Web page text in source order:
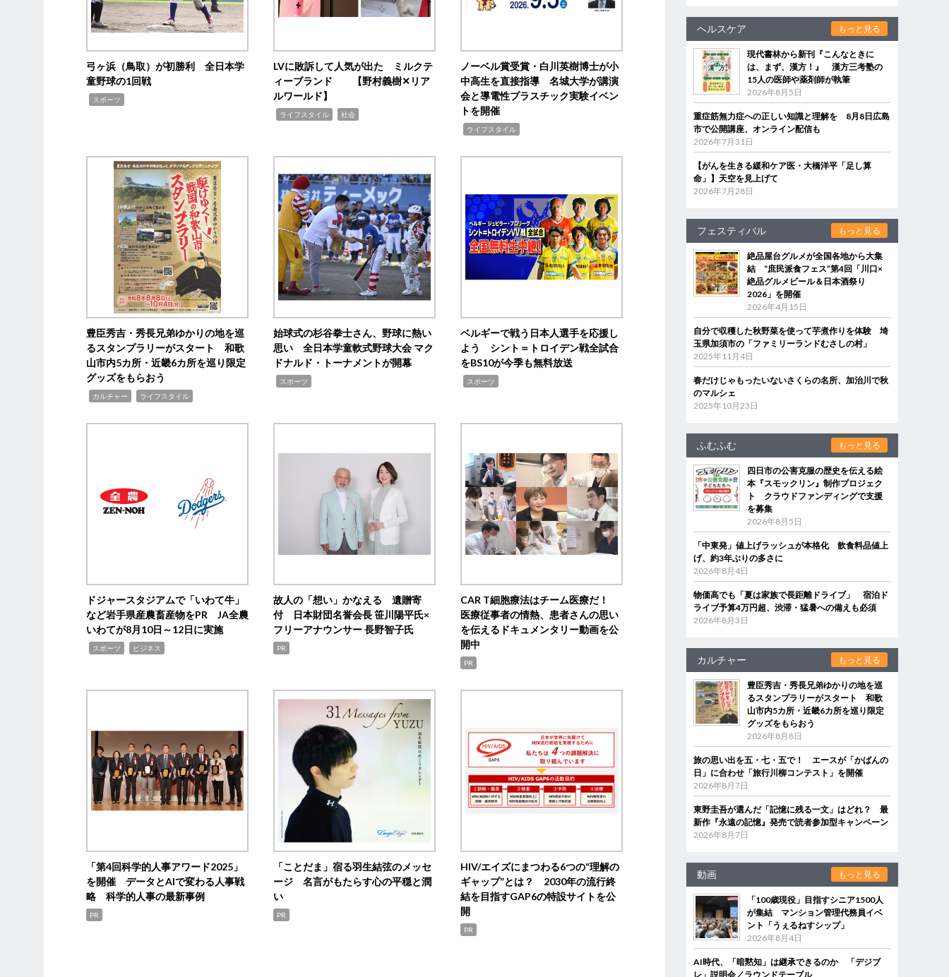
弓ヶ浜（鳥取）が初勝利 全日本学
童野球の1回戦
スポーツ
LVに敗訴して人気が出た ミルクテ
ィーブランド 【野村義樹✕リア
ルワールド】
ライフスタイル 社会
ノーベル賞受賞・白川英樹博士が小
中高生を直接指導 名城大学が講演
会と導電性プラスチック実験イベン
トを開催
ライフスタイル
豊臣秀吉・秀長兄弟ゆかりの地を巡
るスタンプラリーがスタート 和歌
山市内5カ所・近畿6カ所を巡り限定
グッズをもらおう
カルチャー ライフスタイル
始球式の杉谷拳士さん、野球に熱い
思い 全日本学童軟式野球大会 マク
ドナルド・トーナメントが開幕
スポーツ
ベルギーで戦う日本人選手を応援し
よう シント＝トロイデン戦全試合
をBS10が今季も無料放送
スポーツ
ドジャースタジアムで「いわて牛」
など岩手県産農畜産物をPR JA全農
いわてが8月10日～12日に実施
スポーツ ビジネス
故人の「想い」かなえる 遺贈寄
付 日本財団名誉会長 笹川陽平氏×
フリーアナウンサー 長野智子氏
PR
CAR T細胞療法はチーム医療だ！
医療従事者の情熱、患者さんの思い
を伝えるドキュメンタリー動画を公
開中
PR
「第4回科学的人事アワード2025」
を開催 データとAIで変わる人事戦
略 科学的人事の最新事例
PR
「ことだま」宿る羽生結弦のメッセ
ージ 名言がもたらす心の平穏と潤
い
PR
HIV/エイズにまつわる6つの“理解の
ギャップ”とは？ 2030年の流行終
結を目指すGAP6の特設サイトを公
開
PR
ヘルスケア もっと見る
現代書林から新刊『こんなときに
は、まず、漢方！』 漢方三考塾の
15人の医師や薬剤師が執筆
2026年8月5日
重症筋無力症への正しい知識と理解を 8月8日広島
市で公開講座、オンライン配信も
2026年7月31日
【がんを生きる緩和ケア医・大橋洋平「足し算
命」】天空を見上げて
2026年7月28日
フェスティバル もっと見る
絶品屋台グルメが全国各地から大集
結 “庶民派食フェス”第4回「川口×
絶品グルメビール＆日本酒祭り
2026」を開催
2026年4月15日
自分で収穫した秋野菜を使って芋煮作りを体験 埼
玉県加須市の「ファミリーランドむさしの村」
2025年11月4日
春だけじゃもったいないさくらの名所、加治川で秋
のマルシェ
2025年10月23日
ふむふむ もっと見る
四日市の公害克服の歴史を伝える絵
本『スモックリン』制作プロジェク
ト クラウドファンディングで支援
を募集
2026年8月5日
「中東発」値上げラッシュが本格化 飲食料品値上
げ、約3年ぶりの多さに
2026年8月4日
物価高でも「夏は家族で長距離ドライブ」 宿泊ド
ライブ予算4万円超、渋滞・猛暑への備えも必須
2026年8月3日
カルチャー もっと見る
豊臣秀吉・秀長兄弟ゆかりの地を巡
るスタンプラリーがスタート 和歌
山市内5カ所・近畿6カ所を巡り限定
グッズをもらおう
2026年8月8日
旅の思い出を五・七・五で！ エースが「かばんの
日」に合わせ「旅行川柳コンテスト」を開催
2026年8月7日
東野圭吾が選んだ「記憶に残る一文」はどれ？ 最
新作『永遠の記憶』発売で読者参加型キャンペーン
2026年8月7日
動画 もっと見る
「100歳現役」目指すシニア1500人
が集結 マンション管理代務員イベ
ント「うぇるねすシップ」
2026年8月4日
AI時代、「暗黙知」は継承できるのか 「デジブ
レ」説明会／ラウンドテーブル